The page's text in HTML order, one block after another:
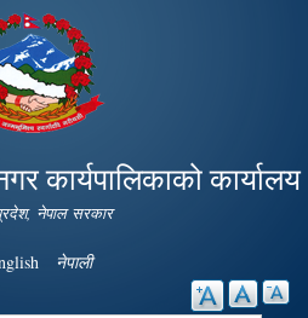
कार्यपालिकाको कार्यालय
नेपाल सरकार
नेपाली